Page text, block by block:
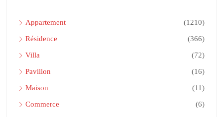
Appartement (1210)
Résidence (366)
Villa (72)
Pavillon (16)
Maison (11)
Commerce (6)